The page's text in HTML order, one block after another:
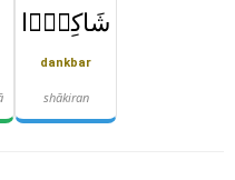
شَاكِرًۭا
dankbar
shākiran